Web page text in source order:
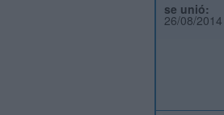
se unió:
26/08/2014